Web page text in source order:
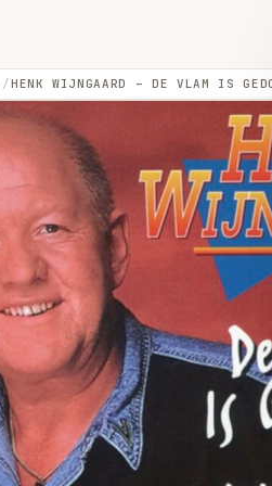
HENK WIJNGAARD – DE VLAM IS